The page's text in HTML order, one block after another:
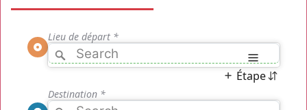
quand, mais également pour tous vos différents trajets dans
la capitale. Pour découvrir votre
transport Taxi
Gare de Lyon Gare du Nord, cliquez sur le bouton de devis
plus bas sur cette page ou rendez-vous sur notre page
d'accueil pour obtenir un devis en direct calculé précisément
et gratuitement sans aucun engagement ni règlement.